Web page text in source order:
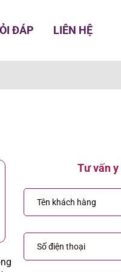
ĐÁP LIÊN HỆ
Tư vấn